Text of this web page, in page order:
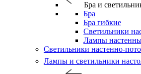
Бра и
Бра
Бра гибкие
Светильники
Лампы
Светильники настенно-
Лампы и светильники